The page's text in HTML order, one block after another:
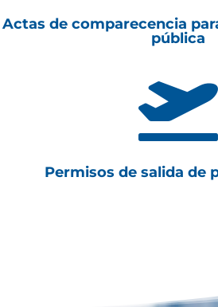
Actas de comparecencia
pública

Permisos de salida de